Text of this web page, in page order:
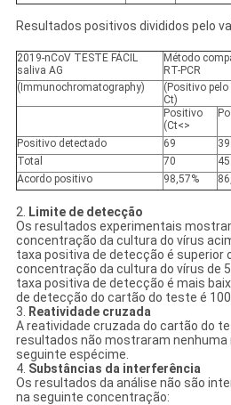
Resultados positivos divididos pelo
2019-nCoV TESTE FÁCIL
saliva AG
Método
RT-PCR
(Immunochromatography)
(Positivo
Ct)
Positivo
(Ct<>
Positivodetectado 69
39
Total
70
45
Acordo positivo
98,57%
2. Limite de detecção
Os resultados experimentais
concentração da cultura do vírus
taxa positiva de detecção é superior
concentração da cultura do vírus de
taxa positiva de detecção é mais
de detecção do cartão do teste é 100
3. Reatividade cruzada
A reatividade cruzada do cartão do
resultados não mostraram nenhuma
seguinte espécime.
4. Substâncias da interferência
Os resultados da análise não são
na seguinte concentração: